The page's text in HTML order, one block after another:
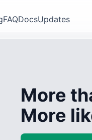
FAQDocsUpdates
More
More